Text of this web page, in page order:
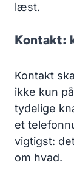
læst.
Kontakt:
Kontakt
ikke kun
tydelige
et
vigtigst:
om hvad.